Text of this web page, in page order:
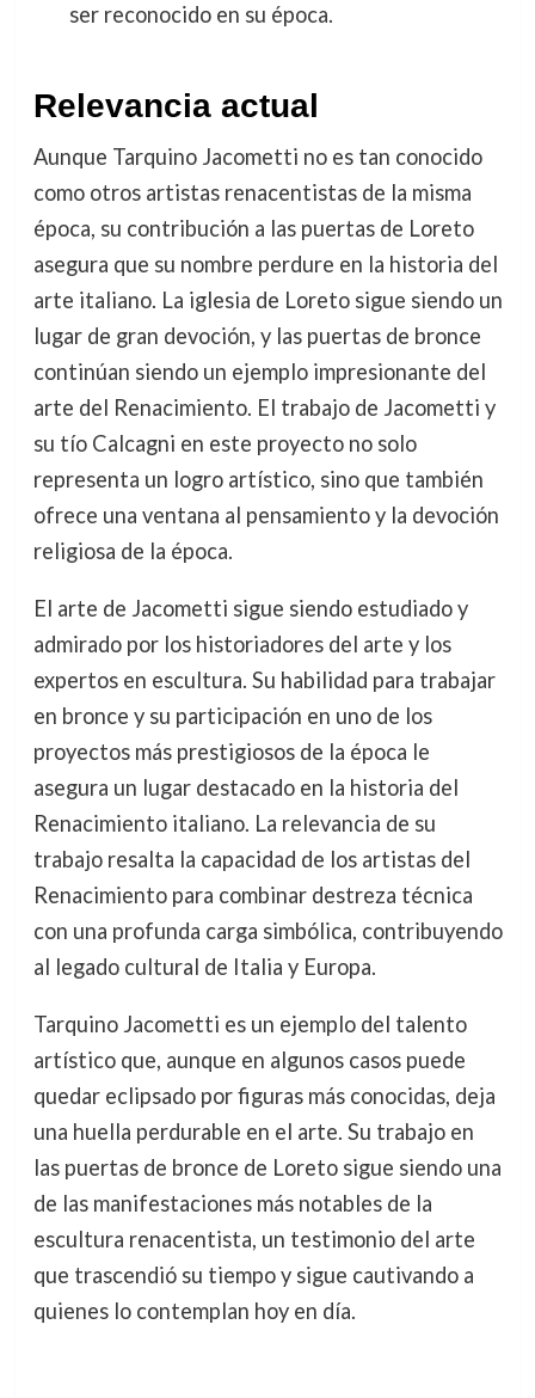
ser reconocido en su época.
Relevancia actual
Aunque Tarquino Jacometti no es tan conocido
como otros artistas renacentistas de la misma
época, su contribución a las puertas de Loreto
asegura que su nombre perdure en la historia del
arte italiano. La iglesia de Loreto sigue siendo un
lugar de gran devoción, y las puertas de bronce
continúan siendo un ejemplo impresionante del
arte del Renacimiento. El trabajo de Jacometti y
su tío Calcagni en este proyecto no solo
representa un logro artístico, sino que también
ofrece una ventana al pensamiento y la devoción
religiosa de la época.
El arte de Jacometti sigue siendo estudiado y
admirado por los historiadores del arte y los
expertos en escultura. Su habilidad para trabajar
en bronce y su participación en uno de los
proyectos más prestigiosos de la época le
asegura un lugar destacado en la historia del
Renacimiento italiano. La relevancia de su
trabajo resalta la capacidad de los artistas del
Renacimiento para combinar destreza técnica
con una profunda carga simbólica, contribuyendo
al legado cultural de Italia y Europa.
Tarquino Jacometti es un ejemplo del talento
artístico que, aunque en algunos casos puede
quedar eclipsado por figuras más conocidas, deja
una huella perdurable en el arte. Su trabajo en
las puertas de bronce de Loreto sigue siendo una
de las manifestaciones más notables de la
escultura renacentista, un testimonio del arte
que trascendió su tiempo y sigue cautivando a
quienes lo contemplan hoy en día.